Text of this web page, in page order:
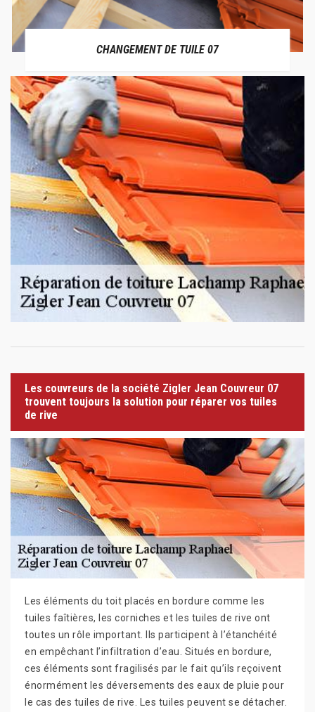
CHANGEMENT DE TUILE 07
Les couvreurs de la société Zigler Jean Couvreur 07
trouvent toujours la solution pour réparer vos tuiles
de rive
Les éléments du toit placés en bordure comme les
tuiles faîtières, les corniches et les tuiles de rive ont
toutes un rôle important. Ils participent à l’étanchéité
en empêchant l’infiltration d’eau. Situés en bordure,
ces éléments sont fragilisés par le fait qu’ils reçoivent
énormément les déversements des eaux de pluie pour
le cas des tuiles de rive. Les tuiles peuvent se détacher.